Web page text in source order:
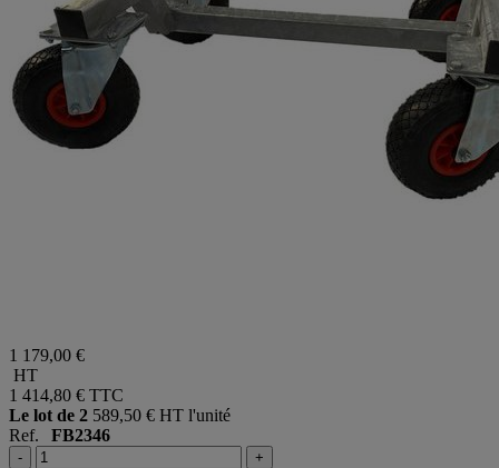
1 179,00 €
HT
1 414,80 € TTC
Le lot de 2 589,50 € HT l'unité
Ref. FB2346
- +